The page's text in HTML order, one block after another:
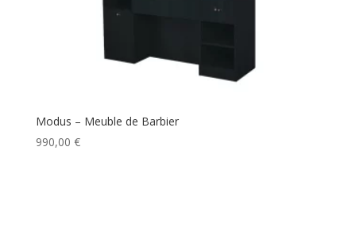
Modus – Meuble de Barbier
990,00 €